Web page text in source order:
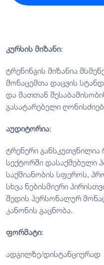
კურსის მიზანი:
ტრენინგის მიზანია
მონაცემთა დაცვის
და მათთან
გასატარებელი
აუდიტორია:
ტრენერი
სექტორში დასაქმებული
საქმიანობის სფეროს,
სხვა ნებისმიერი
შედის პერსონალურ
კანონის გაცნობა.
ფორმატი:
ადგილზე/დისტანციურად